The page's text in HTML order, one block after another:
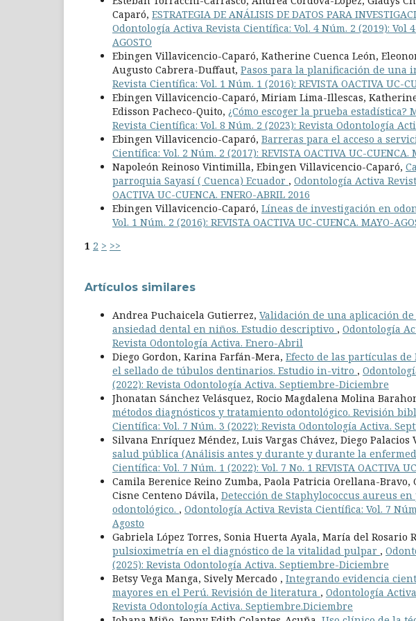
Caparó, ESTRATEGIA DE ANÁLISIS DE DATOS PARA
Odontología Activa Revista Científica: Vol. 4 Núm. 2 (2019): Vol 4
AGOSTO
Ebingen Villavicencio-Caparó, Katherine Cuenca León,
Augusto Cabrera-Duffaut, Pasos para la planificación de una
Revista Científica: Vol. 1 Núm. 1 (2016): REVISTA OACTIVA UC-
Ebingen Villavicencio-Caparó, Miriam Lima-Illescas,
Edisson Pacheco-Quito, ¿Cómo escoger la prueba estadística?
Revista Científica: Vol. 8 Núm. 2 (2023): Revista Odontología
Ebingen Villavicencio-Caparó, Barreras para el acceso a
Científica: Vol. 2 Núm. 2 (2017): REVISTA OACTIVA UC-CUENCA.
Napoleón Reinoso Vintimilla, Ebingen Villavicencio-Caparó,
parroquia Sayasí ( Cuenca) Ecuador , Odontología Activa
OACTIVA UC-CUENCA. ENERO-ABRIL 2016
Ebingen Villavicencio-Caparó, Líneas de investigación en
Vol. 1 Núm. 2 (2016): REVISTA OACTIVA UC-CUENCA. MAYO-
1 2 > >>
Artículos similares
Andrea Puchaicela Gutierrez, Validación de una aplicación
ansiedad dental en niños. Estudio descriptivo , Odontología
Revista Odontología Activa. Enero-Abril
Diego Gordon, Karina Farfán-Mera, Efecto de las partículas
el sellado de túbulos dentinarios. Estudio in-vitro ,
(2022): Revista Odontología Activa. Septiembre-Diciembre
Jhonatan Sánchez Velásquez, Rocio Magdalena Molina
métodos diagnósticos y tratamiento odontológico. Revisión
Científica: Vol. 7 Núm. 3 (2022): Revista Odontología Activa.
Silvana Enríquez Méndez, Luis Vargas Chávez, Diego Palacios
salud pública (Análisis antes y durante y durante la
Científica: Vol. 7 Núm. 1 (2022): Vol. 7 No. 1 REVISTA OACTIVA
Camila Berenice Reino Zumba, Paola Patricia Orellana-
Cisne Centeno Dávila, Detección de Staphylococcus aureus
odontológico. , Odontología Activa Revista Científica: Vol. 7
Agosto
Gabriela López Torres, Sonia Huerta Ayala, María del Rosario
pulsioximetría en el diagnóstico de la vitalidad pulpar ,
(2025): Revista Odontología Activa. Septiembre-Diciembre
Betsy Vega Manga, Sively Mercado , Integrando evidencia
mayores en el Perú. Revisión de literatura , Odontología
Revista Odontología Activa. Septiembre.Diciembre